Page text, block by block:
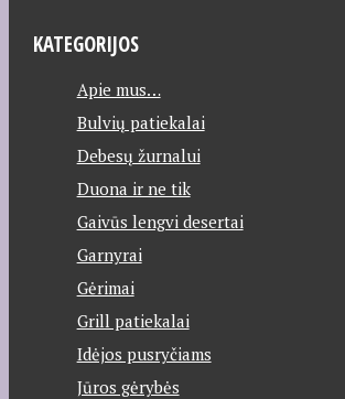
KATEGORIJOS
Apie mus…
Bulvių patiekalai
Debesų žurnalui
Duona ir ne tik
Gaivūs lengvi desertai
Garnyrai
Gėrimai
Grill patiekalai
Idėjos pusryčiams
Jūros gėrybės